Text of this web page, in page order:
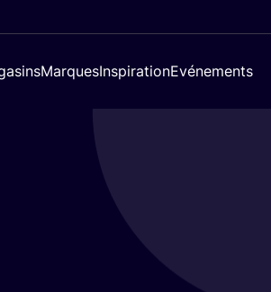
MarquesInspirationEvénements